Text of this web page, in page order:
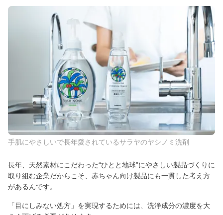
手肌にやさしいで長年愛されているサラヤのヤシノミ洗剤
長年、天然素材にこだわった“ひとと地球”にやさしい製品づくりに
取り組む企業だからこそ、赤ちゃん向け製品にも一貫した考え方
があるんです。
「目にしみない処方」を実現するためには、洗浄成分の濃度を大